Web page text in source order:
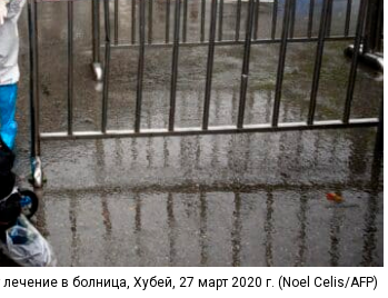
в болница, Хубей, 27 март 2020 г. (Noel Celis/AFP)